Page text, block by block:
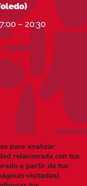
– 20:30
MasterCard
para analizar
relacionada con tus
a partir de tus
visitadas).